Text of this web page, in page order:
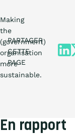
Making
the
(government)
organisation
more
sustainable.
PARTAGER
CETTE
PAGE
En rapport